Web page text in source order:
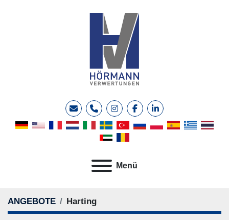
E-MailTelefoninstagramfacebooklinkedin
Menü
ANGEBOTE Harting